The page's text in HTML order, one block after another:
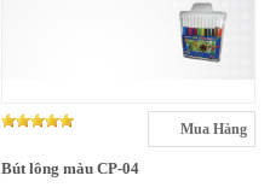
Mua Hàng
Bút lông màu CP-04